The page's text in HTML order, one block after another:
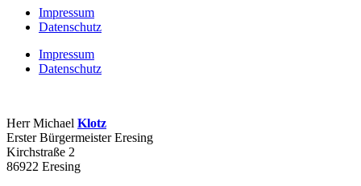
Impressum
Datenschutz
Impressum
Datenschutz
Herr Michael Klotz
Erster Bürgermeister Eresing
Kirchstraße 2
86922 Eresing